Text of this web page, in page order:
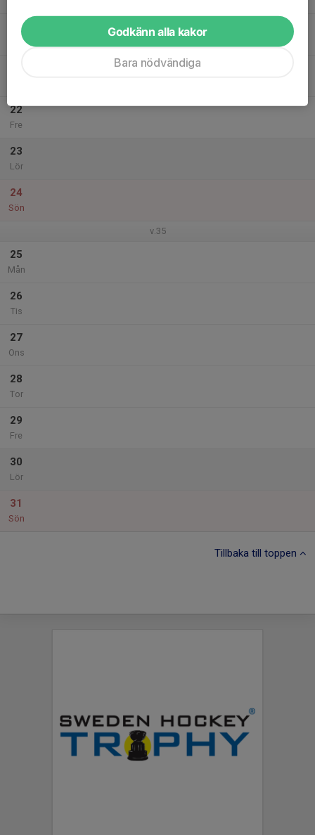
20
Ons
22
Fre
23
Lör
24
Sön
v.35
25
Mån
26
Tis
27
Ons
28
Tor
29
Fre
30
Lör
31
Sön
Tillbaka till toppen
Godkänn alla kakor
Bara nödvändiga